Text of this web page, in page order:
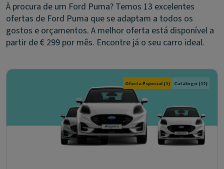
À procura de um Ford Puma? Temos 13 excelentes
ofertas de Ford Puma que se adaptam a todos os
gostos e orçamentos. A melhor oferta está disponível a
partir de € 299 por mês. Encontre já o seu carro ideal.
Oferta Especial (1) Catálogo (12)